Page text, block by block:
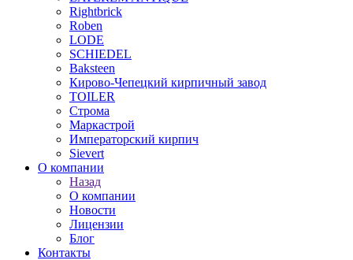
Rightbrick
Roben
LODE
SCHIEDEL
Baksteen
Кирово-Чепецкий кирпичный завод
TOILER
Строма
Маркастрой
Императорский кирпич
Sievert
О компании
Назад
О компании
Новости
Лицензии
Блог
Контакты